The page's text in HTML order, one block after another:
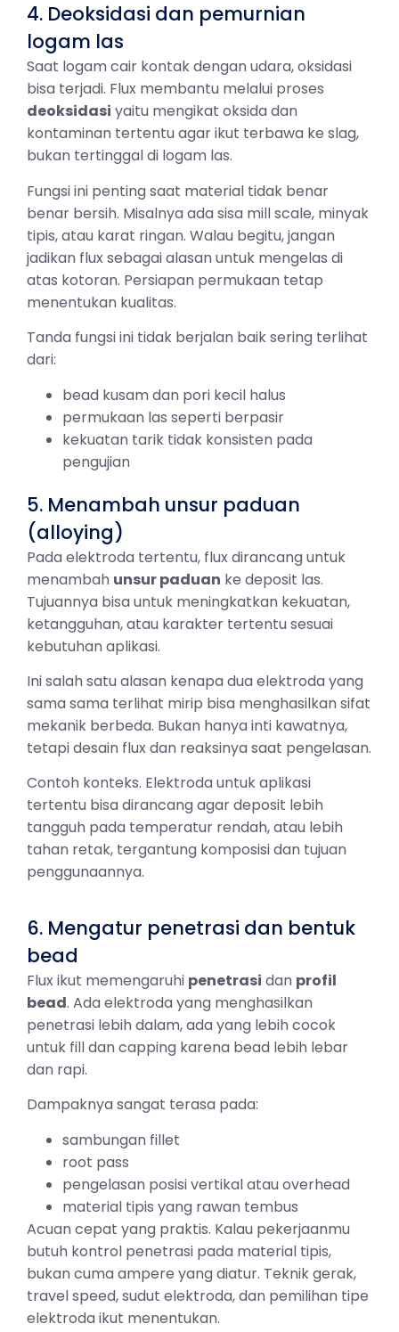
4. Deoksidasi dan pemurnian
logam las
Saat logam cair kontak dengan udara, oksidasi
bisa terjadi. Flux membantu melalui proses
deoksidasi yaitu mengikat oksida dan
kontaminan tertentu agar ikut terbawa ke slag,
bukan tertinggal di logam las.
Fungsi ini penting saat material tidak benar
benar bersih. Misalnya ada sisa mill scale, minyak
tipis, atau karat ringan. Walau begitu, jangan
jadikan flux sebagai alasan untuk mengelas di
atas kotoran. Persiapan permukaan tetap
menentukan kualitas.
Tanda fungsi ini tidak berjalan baik sering terlihat
dari:
bead kusam dan pori kecil halus
permukaan las seperti berpasir
kekuatan tarik tidak konsisten pada
pengujian
5. Menambah unsur paduan
(alloying)
Pada elektroda tertentu, flux dirancang untuk
menambah unsur paduan ke deposit las.
Tujuannya bisa untuk meningkatkan kekuatan,
ketangguhan, atau karakter tertentu sesuai
kebutuhan aplikasi.
Ini salah satu alasan kenapa dua elektroda yang
sama sama terlihat mirip bisa menghasilkan sifat
mekanik berbeda. Bukan hanya inti kawatnya,
tetapi desain flux dan reaksinya saat pengelasan.
Contoh konteks. Elektroda untuk aplikasi
tertentu bisa dirancang agar deposit lebih
tangguh pada temperatur rendah, atau lebih
tahan retak, tergantung komposisi dan tujuan
penggunaannya.
6. Mengatur penetrasi dan bentuk
bead
Flux ikut memengaruhi penetrasi dan profil
bead. Ada elektroda yang menghasilkan
penetrasi lebih dalam, ada yang lebih cocok
untuk fill dan capping karena bead lebih lebar
dan rapi.
Dampaknya sangat terasa pada:
sambungan fillet
root pass
pengelasan posisi vertikal atau overhead
material tipis yang rawan tembus
Acuan cepat yang praktis. Kalau pekerjaanmu
butuh kontrol penetrasi pada material tipis,
bukan cuma ampere yang diatur. Teknik gerak,
travel speed, sudut elektroda, dan pemilihan tipe
elektroda ikut menentukan.